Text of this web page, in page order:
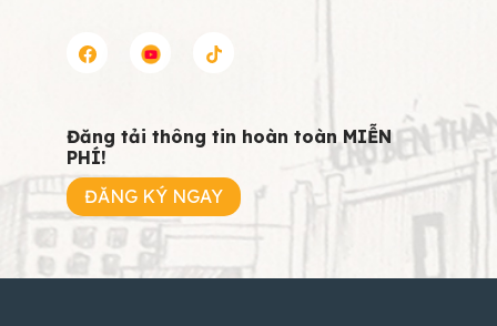
Đăng tải thông tin hoàn toàn MIỄN
PHÍ!
ĐĂNG KÝ NGAY